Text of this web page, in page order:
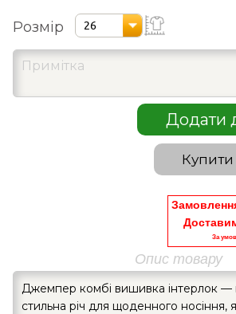
Розмір 26
Додати
Купити
За
Опис товару
Джемпер комбі вишивка інтерлок —
стильна річ для щоденного носіння,